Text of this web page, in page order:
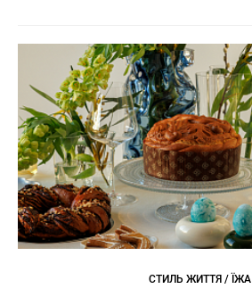
СТИЛЬ ЖИТТЯ / ЇЖА